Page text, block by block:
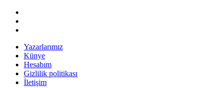
Yazarlarımız
Künye
Hesabım
Gizlilik politikası
İletişim